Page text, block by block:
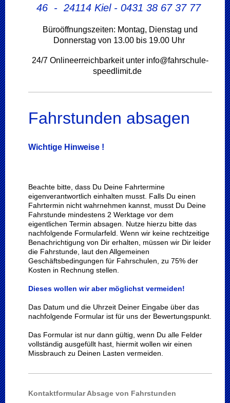
46 - 24114 Kiel - 0431 38 67 37 77
Büroöffnungszeiten: Montag, Dienstag und
Donnerstag von 13.00 bis 19.00 Uhr
24/7 Onlineerreichbarkeit unter info@fahrschule-
speedlimit.de
Fahrstunden absagen
Wichtige Hinweise !
Beachte bitte, dass Du Deine Fahrtermine
eigenverantwortlich einhalten musst. Falls Du einen
Fahrtermin nicht wahrnehmen kannst, musst Du Deine
Fahrstunde mindestens 2 Werktage vor dem
eigentlichen Termin absagen. Nutze hierzu bitte das
nachfolgende Formularfeld. Wenn wir keine rechtzeitige
Benachrichtigung von Dir erhalten, müssen wir Dir leider
die Fahrstunde, laut den Allgemeinen
Geschäftsbedingungen für Fahrschulen, zu 75% der
Kosten in Rechnung stellen.
Dieses wollen wir aber möglichst vermeiden!
Das Datum und die Uhrzeit Deiner Eingabe über das
nachfolgende Formular ist für uns der Bewertungspunkt.
Das Formular ist nur dann gültig, wenn Du alle Felder
vollständig ausgefüllt hast, hiermit wollen wir einen
Missbrauch zu Deinen Lasten vermeiden.
Kontaktformular Absage von Fahrstunden